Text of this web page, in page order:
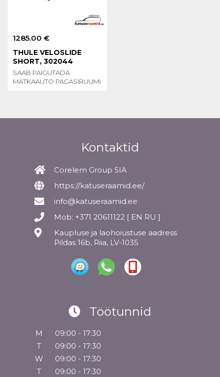
1285.00 €
THULE VELOSLIDE
SHORT, 302044
SAAB PAIGUTADA
MATKAAUTO PAGASIRUUMI
Kontaktid
Corelem Group SIA
https://katuseraamid.ee/
info@katuseraamid.ee
Mob: +371 20611122 [ EN RU ]
Kaupluse ja laohoiustuse aadress
Pildas 16b, Riia, LV-1035
Töötunnid
M
09:00 - 17:30
T
09:00 - 17:30
W
09:00 - 17:30
T
09:00 - 17:30